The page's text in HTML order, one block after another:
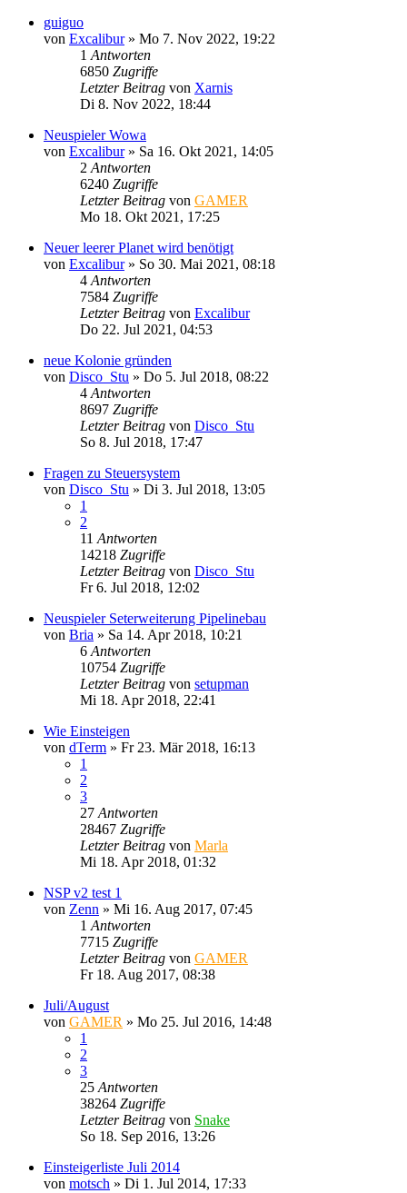
guiguo
von Excalibur» Mo 7. Nov 2022, 19:22
1 Antworten
6850 Zugriffe
Letzter Beitrag von Xarnis
Di 8. Nov 2022, 18:44
Neuspieler Wowa
von Excalibur» Sa 16. Okt 2021, 14:05
2 Antworten
6240 Zugriffe
Letzter Beitrag von GAMER
Mo 18. Okt 2021, 17:25
Neuer leerer Planet wird benötigt
von Excalibur» So 30. Mai 2021, 08:18
4 Antworten
7584 Zugriffe
Letzter Beitrag von Excalibur
Do 22. Jul 2021, 04:53
neue Kolonie gründen
von Disco_Stu » Do 5. Jul 2018, 08:22
4 Antworten
8697 Zugriffe
Letzter Beitrag von Disco_Stu
So 8. Jul 2018, 17:47
Fragen zu Steuersystem
von Disco_Stu » Di 3. Jul 2018, 13:05
1
2
11 Antworten
14218 Zugriffe
Letzter Beitrag von Disco_Stu
Fr 6. Jul 2018, 12:02
Neuspieler Seterweiterung Pipelinebau
von Bria » Sa 14. Apr 2018, 10:21
6 Antworten
10754 Zugriffe
Letzter Beitrag von setupman
Mi 18. Apr 2018, 22:41
Wie Einsteigen
von dTerm » Fr 23. Mär 2018, 16:13
1
2
3
27 Antworten
28467 Zugriffe
Letzter Beitrag von Marla
Mi 18. Apr 2018, 01:32
NSP v2 test 1
von Zenn » Mi 16. Aug 2017, 07:45
1 Antworten
7715 Zugriffe
Letzter Beitrag von GAMER
Fr 18. Aug 2017, 08:38
Juli/August
von GAMER » Mo 25. Jul 2016, 14:48
1
2
3
25 Antworten
38264 Zugriffe
Letzter Beitrag von Snake
So 18. Sep 2016, 13:26
Einsteigerliste Juli 2014
von motsch » Di 1. Jul 2014, 17:33